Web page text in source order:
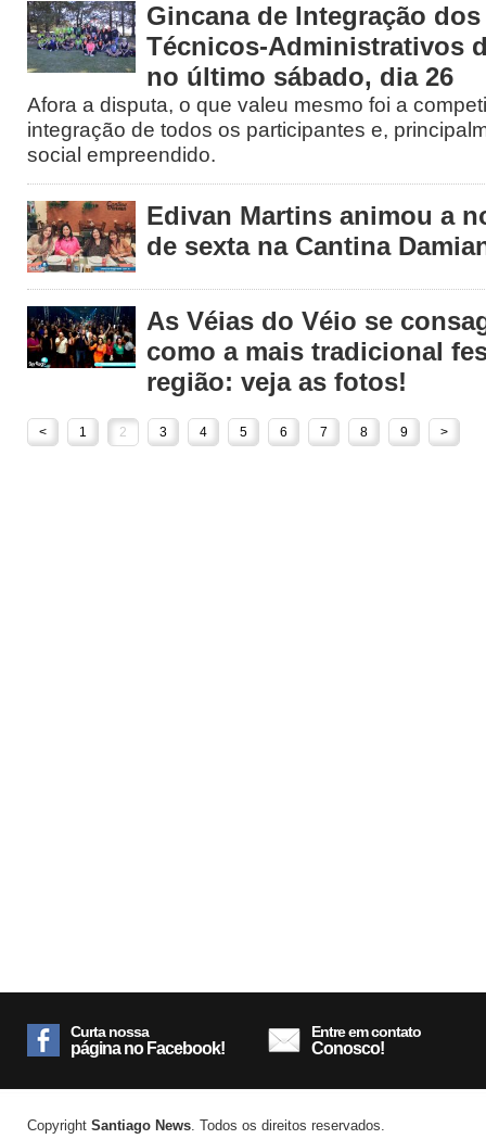
Gincana de Integração dos
Técnicos-Administrativos
no último sábado, dia 26
Afora a disputa, o que valeu mesmo foi a
integração de todos os participantes e,
social empreendido.
Edivan Martins animou a
de sexta na Cantina
As Véias do Véio se
como a mais tradicional
região: veja as fotos!
< 1 2 3 4 5 6 7 8 9 >
Curta nossa
página no Facebook!
Entre em contato
Conosco!
Copyright Santiago News . Todos os direitos reservados.